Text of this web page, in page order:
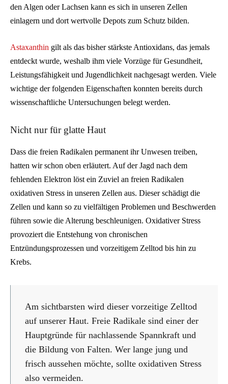
den Algen oder Lachsen kann es sich in unseren Zellen
einlagern und dort wertvolle Depots zum Schutz bilden.
Astaxanthin gilt als das bisher stärkste Antioxidans, das jemals
entdeckt wurde, weshalb ihm viele Vorzüge für Gesundheit,
Leistungsfähigkeit und Jugendlichkeit nachgesagt werden. Viele
wichtige der folgenden Eigenschaften konnten bereits durch
wissenschaftliche Untersuchungen belegt werden.
Nicht nur für glatte Haut
Dass die freien Radikalen permanent ihr Unwesen treiben,
hatten wir schon oben erläutert. Auf der Jagd nach dem
fehlenden Elektron löst ein Zuviel an freien Radikalen
oxidativen Stress in unseren Zellen aus. Dieser schädigt die
Zellen und kann so zu vielfältigen Problemen und Beschwerden
führen sowie die Alterung beschleunigen. Oxidativer Stress
provoziert die Entstehung von chronischen
Entzündungsprozessen und vorzeitigem Zelltod bis hin zu
Krebs.
Am sichtbarsten wird dieser vorzeitige Zelltod
auf unserer Haut. Freie Radikale sind einer der
Hauptgründe für nachlassende Spannkraft und
die Bildung von Falten. Wer lange jung und
frisch aussehen möchte, sollte oxidativen Stress
also vermeiden.